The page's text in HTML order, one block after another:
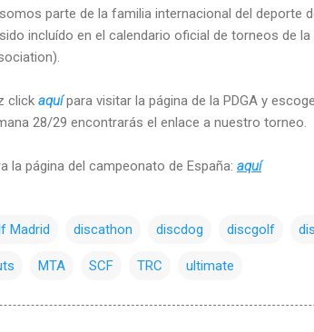
parte de la familia internacional del deporte
incluído en el calendario oficial de torneos de
click aquípara visitar la página de la PDGA y
28/29 encontrarás el enlace a nuestro torneo.
la página del campeonato de España: aquí
Madrid discathon discdog discgolf
MTA SCF TRC ultimate